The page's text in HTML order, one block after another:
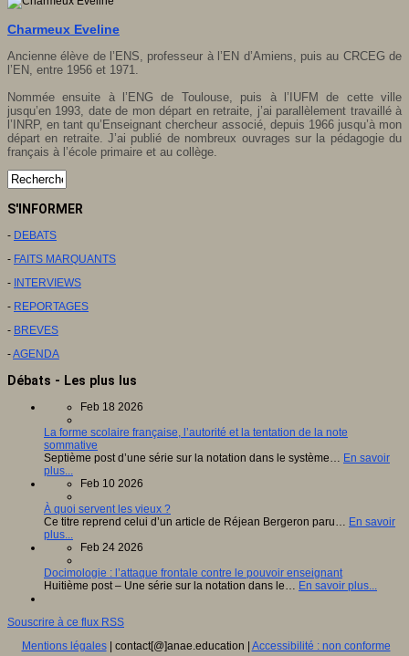
Charmeux Eveline
Ancienne élève de l’ENS, professeur à l’EN d’Amiens, puis au CRCEG de
l’EN, entre 1956 et 1971.
Nommée ensuite à l’ENG de Toulouse, puis à l’IUFM de cette ville
jusqu’en 1993, date de mon départ en retraite, j’ai parallèlement travaillé à
l’INRP, en tant qu’Enseignant chercheur associé, depuis 1966 jusqu’à mon
départ en retraite. J’ai publié de nombreux ouvrages sur la pédagogie du
français à l’école primaire et au collège.
S'INFORMER
- DEBATS
- FAITS MARQUANTS
- INTERVIEWS
- REPORTAGES
- BREVES
-AGENDA
Débats - Les plus lus
Feb 18 2026
La forme scolaire française, l’autorité et la tentation de la note
sommative
Septième post d’une série sur la notation dans le système… En savoir
plus...
Feb 10 2026
À quoi servent les vieux ?
Ce titre reprend celui d’un article de Réjean Bergeron paru… En savoir
plus...
Feb 24 2026
Docimologie : l’attaque frontale contre le pouvoir enseignant
Huitième post – Une série sur la notation dans le… En savoir plus...
Souscrire à ce flux RSS
Mentions légales| contact[@]anae.education | Accessibilité : non conforme